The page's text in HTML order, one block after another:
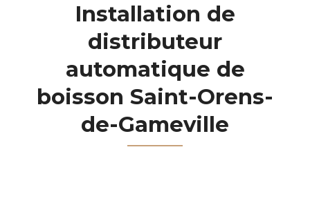
Installation de
distributeur
automatique de
boisson Saint-Orens-
de-Gameville